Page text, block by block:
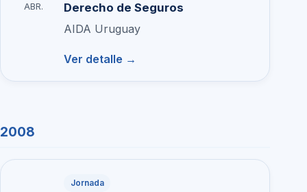
ABR.
Derecho de Seguros
AIDA Uruguay
Ver detalle →
2008
Jornada